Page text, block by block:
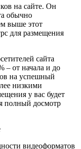
на сайте. Он
обычно
выше этот
для размещения
сайта
– от начала и до
на успешный
низкими
у вас будет
полный досмотр
видеоформатов